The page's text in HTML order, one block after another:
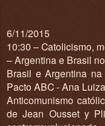
6/11/2015
10:30 – Catolicismo,
– Argentina e Brasil
Brasil e Argentina
Pacto ABC - Ana
Anticomunismo
de Jean Ousset y